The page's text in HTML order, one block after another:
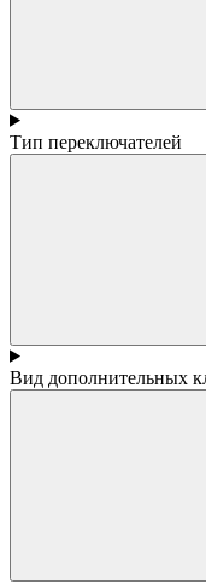
Тип переключателей
Вид дополнительных